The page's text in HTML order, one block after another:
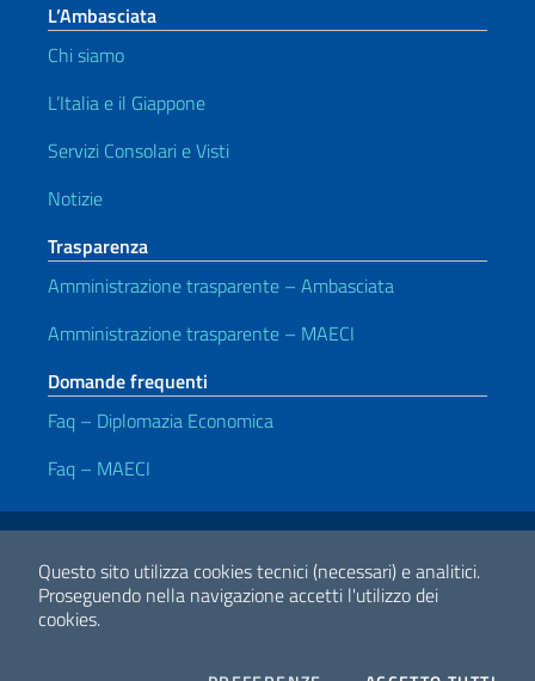
Questo sito utilizza cookies tecnici (necessari) e analitici.
Proseguendo nella navigazione accetti l'utilizzo dei
cookies.
L’Ambasciata
Chi siamo
L’Italia e il Giappone
Servizi Consolari e Visti
Notizie
Trasparenza
Amministrazione trasparente – Ambasciata
Amministrazione trasparente – MAECI
Domande frequenti
Faq – Diplomazia Economica
Faq – MAECI
Link Utili